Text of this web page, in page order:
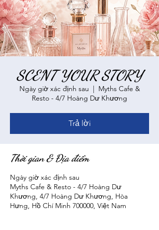
SCENT YOUR STORY
Ngày giờ xác định sau
  |
Myths Cafe &
Resto - 4/7 Hoàng Dư Khương
Trả lời
Thời gian & Địa điểm
Ngày giờ xác định sau
Myths Cafe & Resto - 4/7 Hoàng Dư
Khương, 4/7 Hoàng Dư Khương, Hòa
Hưng, Hồ Chí Minh 700000, Việt Nam